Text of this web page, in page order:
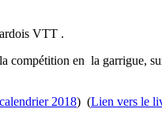
VTT .
compétition en la garrigue,
2018) (Lien vers le